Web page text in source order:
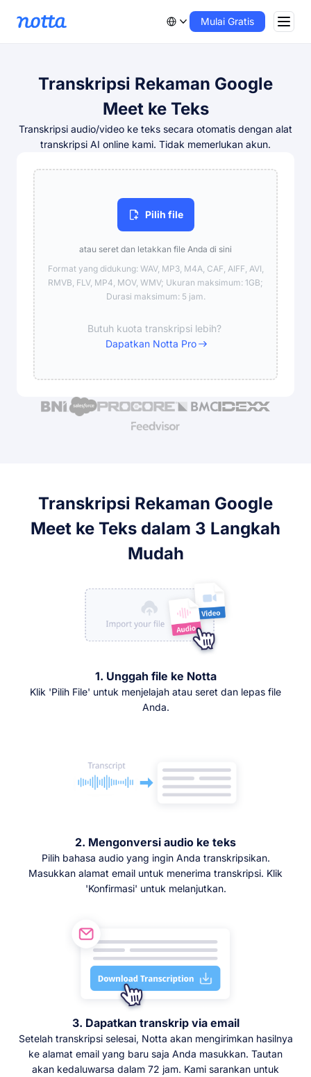
Mulai Gratis
Transkripsi Rekaman Google
Meet ke Teks
Transkripsi audio/video ke teks secara otomatis dengan alat
transkripsi AI online kami. Tidak memerlukan akun.
Pilih file
atau seret dan letakkan file Anda di sini
Format yang didukung: WAV, MP3, M4A, CAF, AIFF, AVI,
RMVB, FLV, MP4, MOV, WMV; Ukuran maksimum: 1GB;
Durasi maksimum: 5 jam.
Butuh kuota transkripsi lebih?
Dapatkan Notta Pro
Transkripsi Rekaman Google
Meet ke Teks dalam 3 Langkah
Mudah
1. Unggah file ke Notta
Klik 'Pilih File' untuk menjelajah atau seret dan lepas file
Anda.
2. Mengonversi audio ke teks
Pilih bahasa audio yang ingin Anda transkripsikan.
Masukkan alamat email untuk menerima transkripsi. Klik
'Konfirmasi' untuk melanjutkan.
3. Dapatkan transkrip via email
Setelah transkripsi selesai, Notta akan mengirimkan hasilnya
ke alamat email yang baru saja Anda masukkan. Tautan
akan kedaluwarsa dalam 72 jam. Kami sarankan untuk